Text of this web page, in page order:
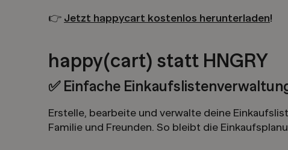
👉 Jetzt happycart kostenlos herunterladen!
happy(cart) statt HNGRY
✅ Einfache
Erstelle, bearbeite und verwalte deine
Familie und Freunden. So bleibt die